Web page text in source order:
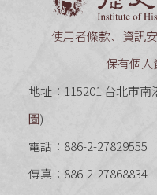
使用者條款、資訊
保有個人
地址：115201 台北市南
圖)
電話：886-2-27829555
傳真：886-2-27868834